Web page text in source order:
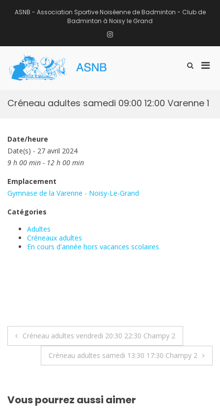
ASNB - Association Sportive Noiséenne de Badminton - Club de
Badminton à Noisy le Grand
Instagram
Afficher
recherche
Créneau adultes samedi 09:00 12:00 Varenne 1
Date/heure
Date(s) - 27 avril 2024
9 h 00 min - 12 h 00 min
Emplacement
Gymnase de la Varenne - Noisy-Le-Grand
Catégories
Adultes
Créneaux adultes
En cours d'année hors vacances scolaires
Navigation
Créneau adultes vendredi 20:30 22:30 Champy 2
Créneau adultes samedi 13:30 17:30 Champy 2
Vous pourrez aussi aimer